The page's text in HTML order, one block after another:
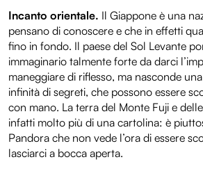
Incanto orientale. Il Giappone è una
pensano di conoscere e che in effetti
fino in fondo. Il paese del Sol Levante
immaginario talmente forte da darci
maneggiare di riflesso, ma nasconde
infinità di segreti, che possono essere
con mano. La terra del Monte Fuji e
infatti molto più di una cartolina: è
Pandora che non vede l’ora di essere
lasciarci a bocca aperta.